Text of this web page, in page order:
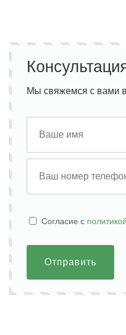
Мы свяжемся с вами
Cогласие с
Отправить